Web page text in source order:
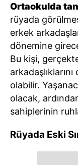
Ortaokulda
rüyada
erkek
dönemine
Bu kişi,
olabilir.
olacak,
sahiplerinin
Rüyada Eski